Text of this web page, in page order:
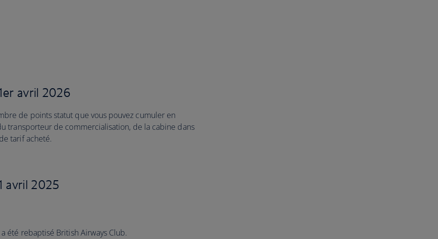
avril 2026
de points statut que vous pouvez cumuler en
transporteur de commercialisation, de la cabine dans
tarif acheté.
avril 2025
été rebaptisé British Airways Club.